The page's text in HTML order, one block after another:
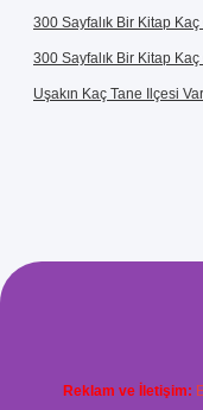
300 Sayfalık Bir Kitap
300 Sayfalık Bir Kitap
Uşakın Kaç Tane Ilçesi Var
Reklam ve İletişim: